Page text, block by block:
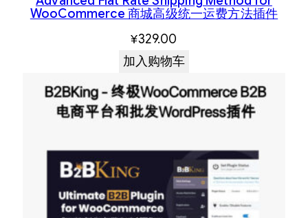
WooCommerce 商城高级统一运费方法插件
¥329.00
加入购物车